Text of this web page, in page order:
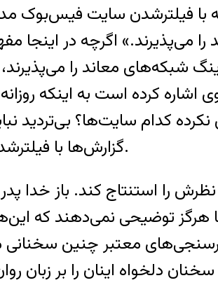
با فیلترشدن سایت
اگرچه در اینجا
معاند را
کدام سایت‌ها؟ بی‌تردید
گزارش‌ها با فیلترشدن سایت فیس‌بوک باشد.
را استنتاج کند. باز خدا
توضیحی نمی‌دهند که این‌ها
معتبر چنین
دلخواه اینان را بر زبان